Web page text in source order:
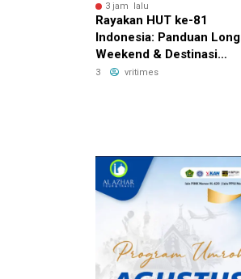
3 jam lalu
Rayakan HUT ke-81
Indonesia: Panduan Long
Weekend & Destinasi
Pilihan
3 vritimes